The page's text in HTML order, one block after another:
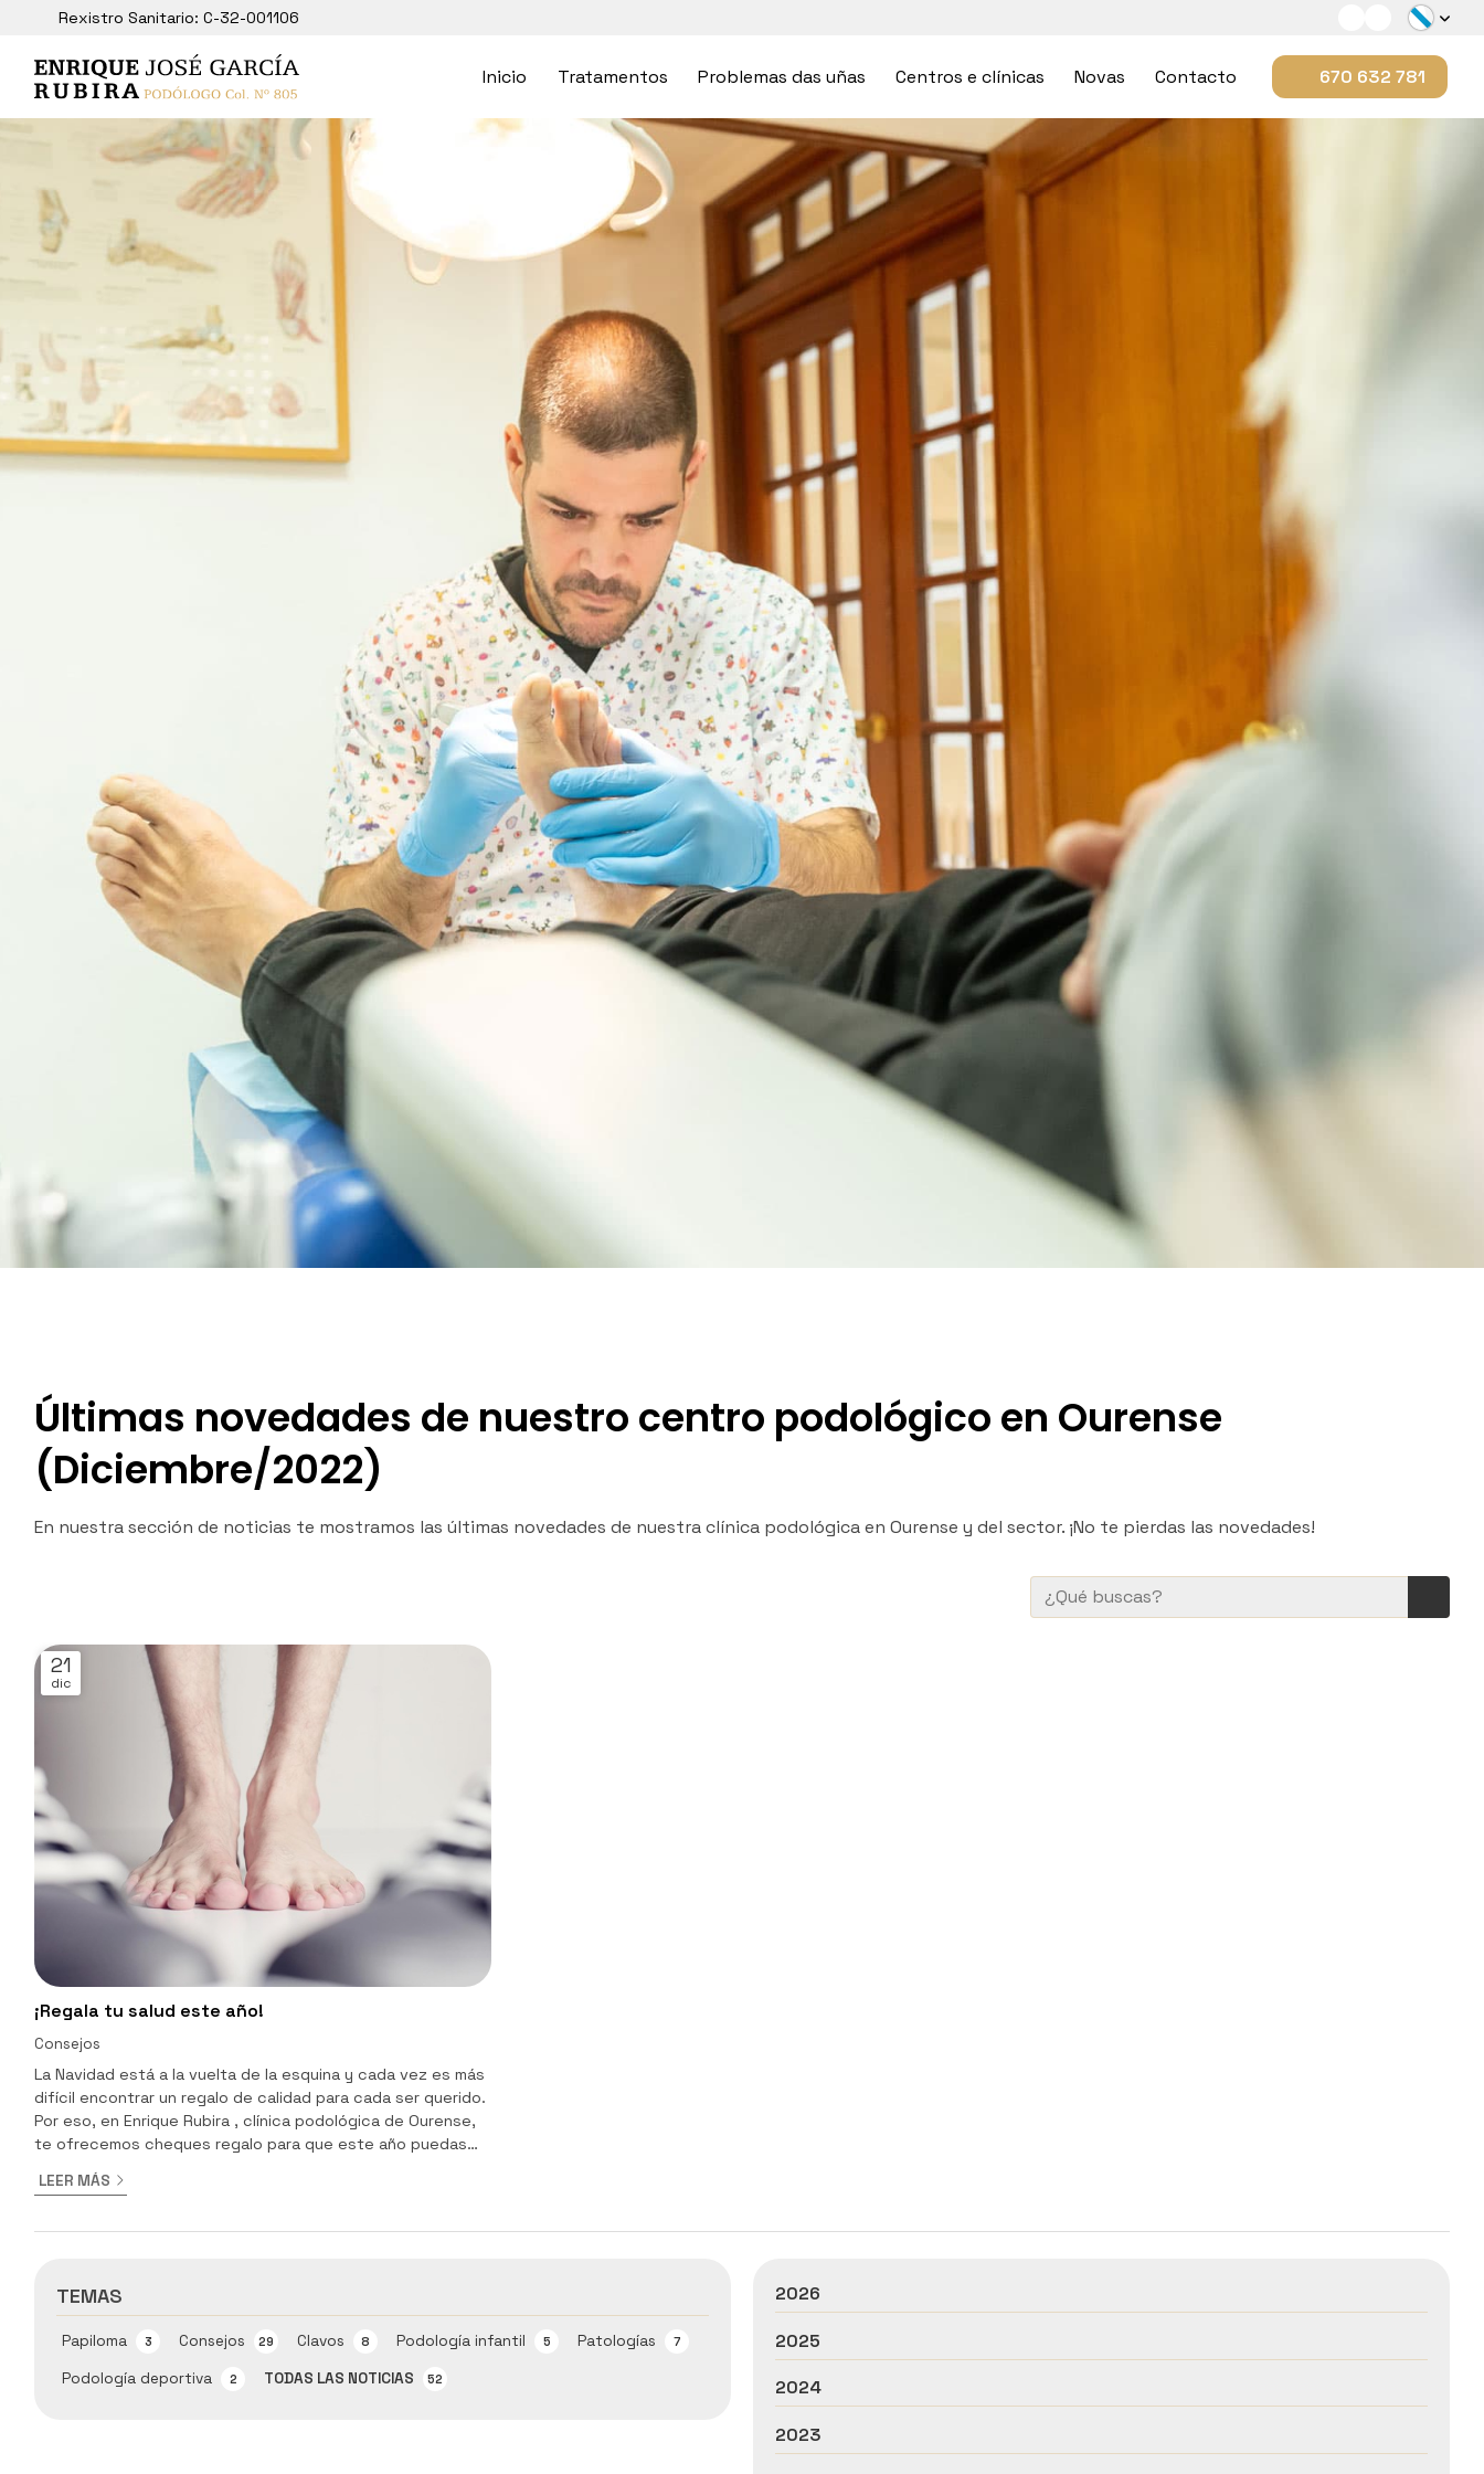
Rexistro Sanitario: C-32-001106
Inicio Tratamentos Problemas das uñas Centros e clínicas Novas Contacto 670 632 781
Últimas novedades de nuestro centro podológico en Ourense
(Diciembre/2022)
En nuestra sección de noticias te mostramos las últimas novedades de nuestra clínica podológica en Ourense y del sector. ¡No te pierdas las novedades!
TEMAS
TODAS LAS NOTICIAS 52
Papiloma 3 Consejos 29 Clavos 8 Podología infantil 5 Patologías 7
Podología deportiva 2
21
dic
¡Regala tu salud este año!
Consejos
La Navidad está a la vuelta de la esquina y cada vez es más
difícil encontrar un regalo de calidad para cada ser querido.
Por eso, en Enrique Rubira , clínica podológica de Ourense,
te ofrecemos cheques regalo para que este año puedas
regalo con el que acertarás sin ninguna duda. ¿Por qué
Regalar un bono permite al paciente elegir el tratamiento
LEER MÁS
2026
2025
2024
2023